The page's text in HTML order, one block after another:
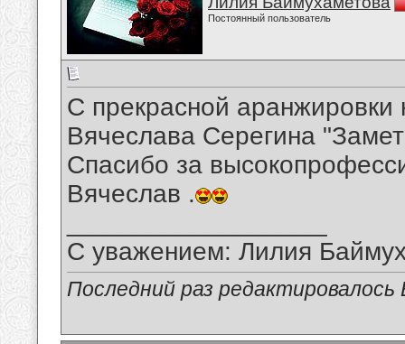
Постоянный пользователь
С прекрасной аранжировки
Вячеслава Серегина
Спасибо за
Вячеслав .
С уважением: Лилия
Последний раз